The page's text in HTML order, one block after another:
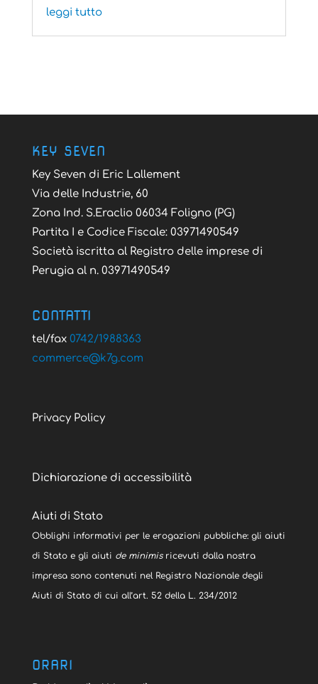
leggi tutto
KEY SEVEN
Key Seven di Eric Lallement
Via delle Industrie, 60
Zona Ind. S.Eraclio 06034 Foligno (PG)
Partita I e Codice Fiscale: 03971490549
Società iscritta al Registro delle imprese di
Perugia al n. 03971490549
CONTATTI
tel/fax 0742/1988363
moc.g7k
@ecremmoc
Privacy Policy
Dichiarazione di accessibilità
Aiuti di Stato
Obblighi informativi per le erogazioni pubbliche: gli aiuti
di Stato e gli aiuti de minimisricevuti dalla nostra
impresa sono contenuti nel Registro Nazionale degli
Aiuti di Stato di cui all’art. 52 della L. 234/2012
ORARI